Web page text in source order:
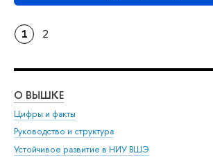
1 2
О ВЫШКЕ
Цифры и факты
Руководство и структура
Устойчивое развитие в НИУ ВШЭ